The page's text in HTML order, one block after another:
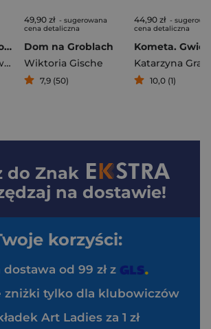
Tajemnice Wiśniowego Sadu - Wiosna pełna sekretów
Katarzyna Grabowska
49,90 zł - sugerowana
cena detaliczna
Dom na Groblach
Wiktoria Gische
7,9 (50)
44,90 zł -
cena detaliczna
10,0 (1)
do Znak
na dostawie!
korzyści:
od 99 zł z
zniżki tylko dla klubowiczów
Art Ladies za 1 zł